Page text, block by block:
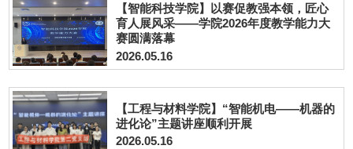
【智能科技学院】以赛促教强本领，匠心
育人展风采——学院2026年度教学能力大
赛圆满落幕
2026.05.16
【工程与材料学院】“智能机电——机器的
进化论”主题讲座顺利开展
2026.05.16